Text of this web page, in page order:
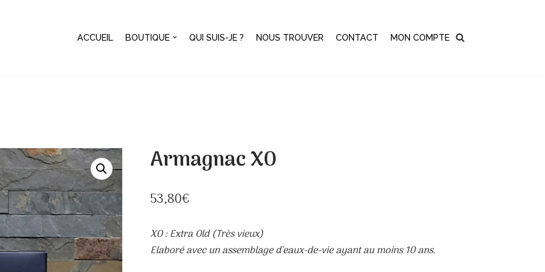
ACCUEIL BOUTIQUE QUI SUIS-JE ? NOUS TROUVER CONTACT MON COMPTE
Armagnac XO
53,80€
XO : Extra Old (Très vieux)
Elaboré avec un assemblage d’eaux-de-vie ayant au moins 10 ans.